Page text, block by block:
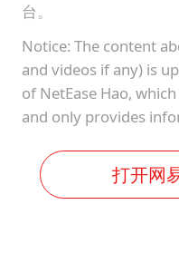
台。
Notice: The content
and videos if any) is
of NetEase Hao,
and only provides
打开网